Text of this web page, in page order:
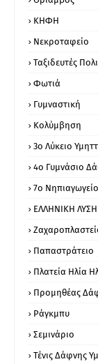
ΚΗΦΗ
Νεκροταφείο
Ταξιδευτές
Φωτιά
Γυμναστική
Κολύμβηση
3ο Λύκειο
4ο Γυμνάσιο
7ο
ΕΛΛΗΝΙΚΗ ΛΥΣΗ
Παπαστράτειο
Πλατεία Ηλία
Προμηθέας
Ράγκμπυ
Σεμινάριο
Τένις Δάφνης